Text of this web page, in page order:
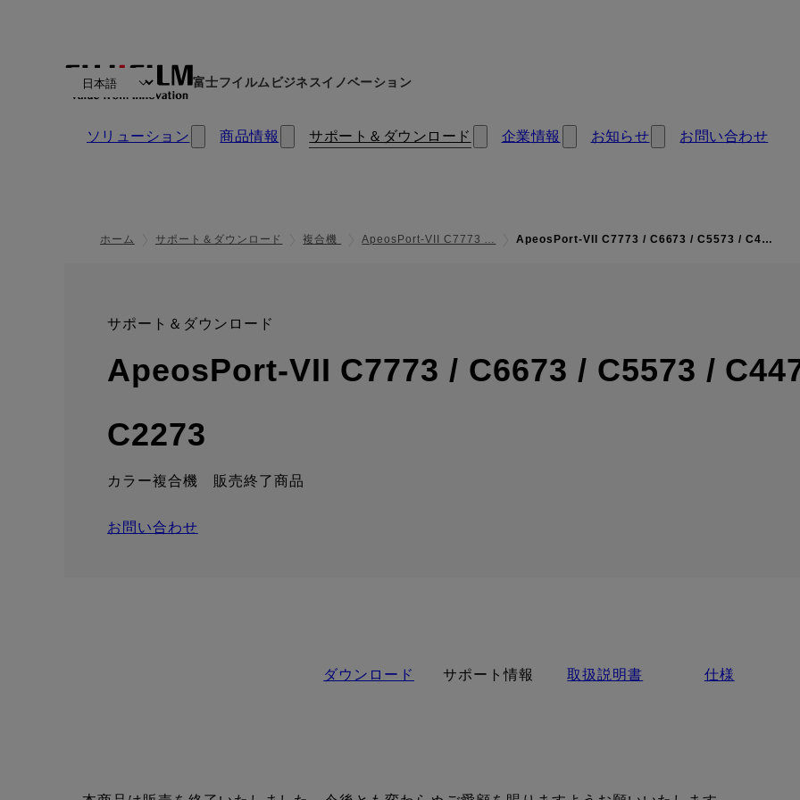
富士フイルムビジネスイノベーション
ソリューション 商品情報 サポート＆ダウンロード 企業情報 お知らせ お問い合わせ
ホーム サポート＆ダウンロード 複合機 ApeosPort-VII C7773 … ApeosPort-VII C7773 / C6673 / C5573 / C4…
サポート＆ダウンロード
:
ApeosPort-VII C7773 / C6673 / C5573 /
C2273
カラー複合機 販売終了商品
お問い合わせ
ダウンロード サポート情報 取扱説明書 仕様